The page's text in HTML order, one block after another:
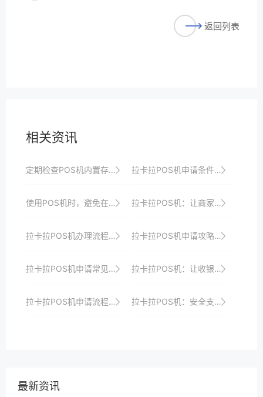
返回列表
相关资讯
定期检查POS机内置存储，及时清理无用数据。 拉卡拉POS机申请条件：你是否符合要求？
使用POS机时，避免在极端电压波动环境下操作。 拉卡拉POS机：让商家收银更智能、更高效
拉卡拉POS机办理流程优化：更快更便捷地开启收银之旅，助力商家发展 拉卡拉POS机申请攻略：助你打造差异化支付体验，提升竞争力
拉卡拉POS机申请常见问题解答 拉卡拉POS机：让收银工作变得更智能、更高效
拉卡拉POS机申请流程：从注册到激活的完整教程 拉卡拉POS机：安全支付，让商家收银无忧
最新资讯